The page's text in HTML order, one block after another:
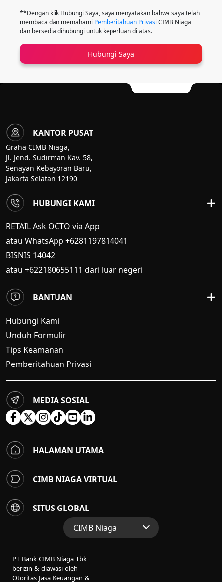
**Dengan klik Hubungi Saya, saya menyatakan bahwa saya telah
membaca dan memahami Pemberitahuan Privasi CIMB Niaga
dan bersedia dihubungi untuk keperluan di atas.
Hubungi Saya
KANTOR PUSAT
Graha CIMB Niaga,
Jl. Jend. Sudirman Kav. 58,
Senayan Kebayoran Baru,
Jakarta Selatan 12190
HUBUNGI KAMI
RETAIL Ask OCTO via App
atau WhatsApp +6281197814041
BISNIS 14042
atau +622180655111 dari luar negeri
BANTUAN
Hubungi Kami
Unduh Formulir
Tips Keamanan
Pemberitahuan Privasi
MEDIA SOSIAL
HALAMAN UTAMA
CIMB NIAGA VIRTUAL
SITUS GLOBAL
CIMB Niaga
Perbankan Konsumen
Perbankan Syariah
PT Bank CIMB Niaga Tbk
berizin & diawasi oleh
Otoritas Jasa Keuangan &